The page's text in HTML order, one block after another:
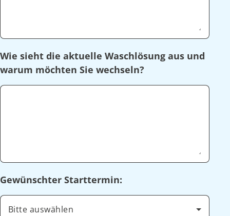
Wie sieht die aktuelle Waschlösung aus und
warum möchten Sie wechseln?
Gewünschter Starttermin:
Bitte auswählen